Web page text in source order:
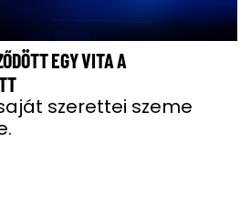
EGY VITA A
szerettei szeme